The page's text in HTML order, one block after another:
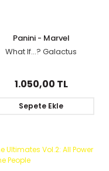
Panini - Marvel
What If...? Galactus
1.050,00 TL
Sepete Ekle